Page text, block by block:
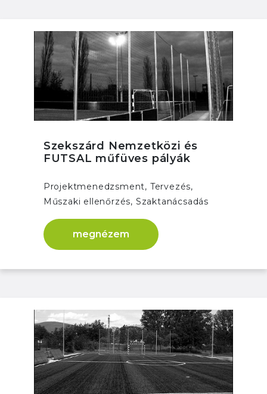
Szekszárd Nemzetközi és
FUTSAL műfüves pályák
Projektmenedzsment, Tervezés,
Műszaki ellenőrzés, Szaktanácsadás
megnézem